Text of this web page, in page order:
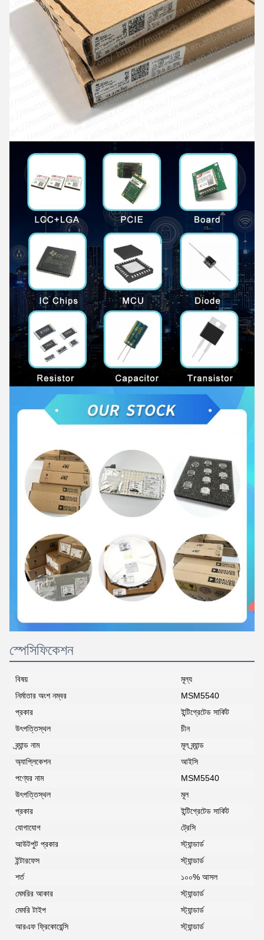
স্পেসিফিকেশন
বিষয়
মূল্য
নির্মাতার অংশ নম্বর
MSM5540
প্রকার
ইন্টিগ্রেটেড সার্কিট
উৎপত্তিস্থল
চীন
ব্র্যান্ড নাম
মূল ব্র্যান্ড
অ্যাপ্লিকেশন
আইসি
পণ্যের নাম
MSM5540
উৎপত্তিস্থল
মূল
প্রকার
ইন্টিগ্রেটেড সার্কিট
যোগাযোগ
ট্রেসি
আউটপুট প্রকার
স্ট্যান্ডার্ড
ইন্টারফেস
স্ট্যান্ডার্ড
শর্ত
১০০% আসল
মেমরির আকার
স্ট্যান্ডার্ড
মেমরি টাইপ
স্ট্যান্ডার্ড
আরএফ ফ্রিকোয়েন্সি
স্ট্যান্ডার্ড